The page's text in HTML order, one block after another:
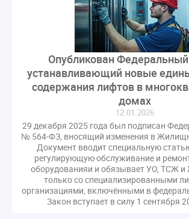
управляющие компании
МКД
Экспертное мнение
капремонт
Комитет по
Малахов Конференция
Обсуждение
Постановление Правительства РФ
ЖКУ
Новое качество
ОСС
Правила
ГОСТ
Постановление
Правительство РФ
исполнительная надпись
ВДГО
Персональные данные
Приказ
ЭкспертЖКХ
договор
лицензия
операторы связи
Опубликован Федеральный
устанавливающий новые
содержания лифтов в
домах
12.01.2026
29 декабря 2025 года был подписан
№ 564-ФЗ, вносящий изменения в
Документ вводит специальную
регулирующую обслуживание и
оборудованияи и обязывает УО, ТСЖ и
только со специализированными
организациями, включёнными в
Закон вступает в силу 1 сентября